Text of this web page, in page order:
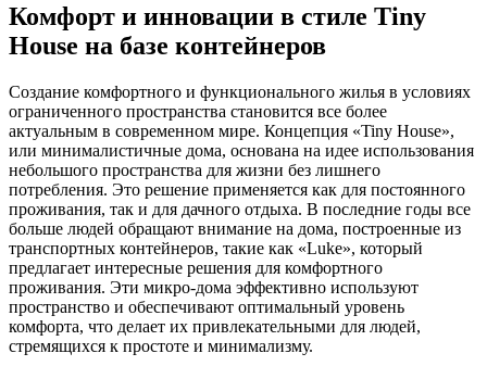
Комфорт и инновации в стиле Tiny
House на базе контейнеров
Создание комфортного и функционального жилья в условиях
ограниченного пространства становится все более
актуальным в современном мире. Концепция «Tiny House»,
или минималистичные дома, основана на идее использования
небольшого пространства для жизни без лишнего
потребления. Это решение применяется как для постоянного
проживания, так и для дачного отдыха. В последние годы все
больше людей обращают внимание на дома, построенные из
транспортных контейнеров, такие как «Luke», который
предлагает интересные решения для комфортного
проживания. Эти микро-дома эффективно используют
пространство и обеспечивают оптимальный уровень
комфорта, что делает их привлекательными для людей,
стремящихся к простоте и минимализму.